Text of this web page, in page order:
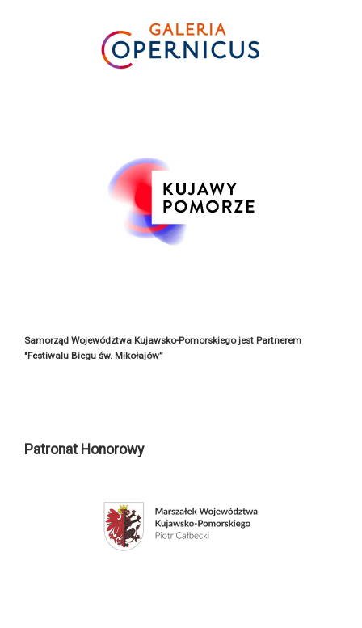
Samorząd Województwa Kujawsko-Pomorskiego jest Partnerem
"Festiwalu Biegu św. Mikołajów”
Patronat Honorowy